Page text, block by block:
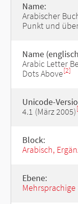
Name:
Arabischer
Punkt und
Name
Arabic Letter
Dots Above[2]
Unicode-
4.1 (März 2005)
Block:
Arabisch,
Ebene:
Mehrsprachige